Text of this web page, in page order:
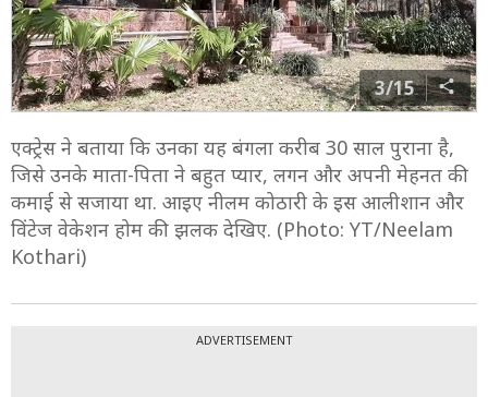
3/15
एक्ट्रेस ने बताया कि उनका यह बंगला करीब 30 साल पुराना है,
जिसे उनके माता-पिता ने बहुत प्यार, लगन और अपनी मेहनत की
कमाई से सजाया था. आइए नीलम कोठारी के इस आलीशान और
विंटेज वेकेशन होम की झलक देखिए. (Photo: YT/Neelam
Kothari)
ADVERTISEMENT